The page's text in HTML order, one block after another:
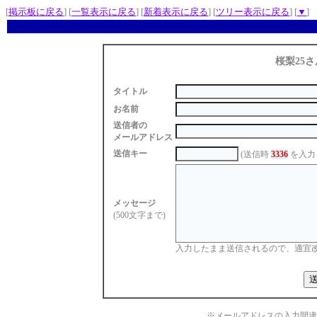
[掲示板に戻る] [一覧表示に戻る] [新着表示に戻る] [ツリー表示に戻る] [▼ ]
桜梨25さ
タイトル
お名前
送信者の
メールアドレス
送信キー
(送信時 3336を入力
メッセージ
(500文字まで)
入力したまま送信されるので、適宜